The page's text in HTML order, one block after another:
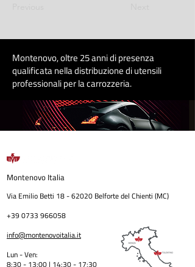
Montenovo, oltre 25 anni di presenza
qualificata nella distribuzione di utensili
professionali per la carrozzeria.
Montenovo Italia
Via Emilio Betti 18 - 62020 Belforte del Chienti (MC)
+39 0733 966058
info@montenovoitalia.it
Lun - Ven:
8:30 - 13:00 | 14:30 - 17:30